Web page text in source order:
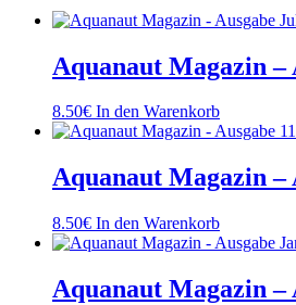
Aquanaut Magazin –
8.50€ In den Warenkorb
Aquanaut Magazin –
8.50€ In den Warenkorb
Aquanaut Magazin –